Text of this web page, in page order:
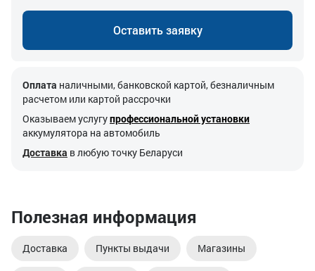
Оставить заявку
Оплата наличными, банковской картой, безналичным
расчетом или картой рассрочки
Оказываем услугупрофессиональной установки
аккумулятора на автомобиль
Доставка в любую точку Беларуси
Полезная информация
Доставка Пункты выдачи Магазины